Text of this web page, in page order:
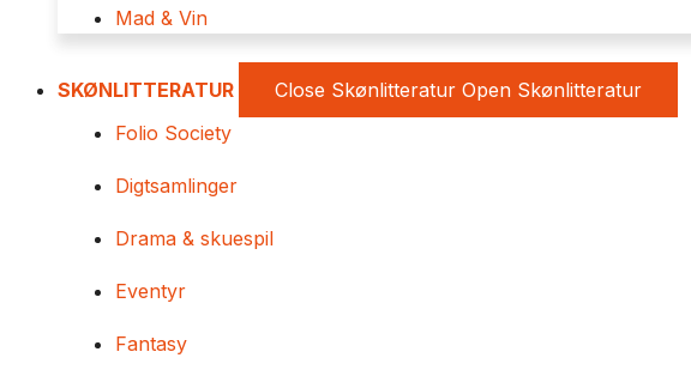
Mad & Vin
SKØNLITTERATUR Close Skønlitteratur Open Skønlitteratur
Folio Society
Digtsamlinger
Drama & skuespil
Eventyr
Fantasy